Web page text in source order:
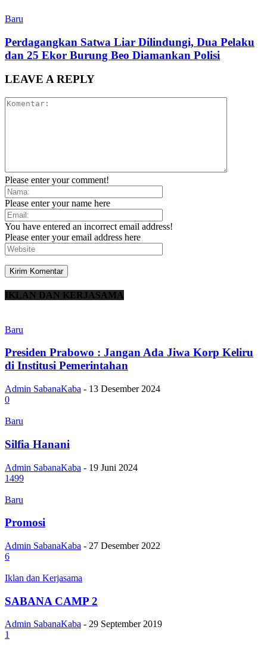
Baru
Perdagangkan Satwa Liar Dilindungi, Dua Pelaku
dan 25 Ekor Burung Beo Diamankan Polisi
LEAVE A REPLY
Please enter your comment!
Please enter your name here
You have entered an incorrect email address!
Please enter your email address here
IKLAN DAN KERJASAMA
Baru
Presiden Prabowo : Jangan Ada Jiwa Korp Keliru
di Institusi Pemerintahan
Admin SabanaKaba - 13 Desember 2024
0
Baru
Silfia Hanani
Admin SabanaKaba - 19 Juni 2024
1499
Baru
Promosi
Admin SabanaKaba - 27 Desember 2022
6
Iklan dan Kerjasama
SABANA CAMP 2
Admin SabanaKaba - 29 September 2019
1